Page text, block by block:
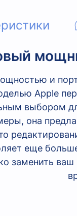
и
Apple
выбором
она
еще
заменить